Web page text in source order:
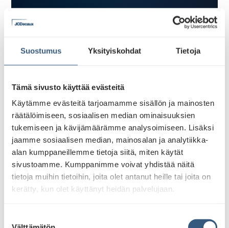
Suostumus Yksityiskohdat Tietoja
Tämä sivusto käyttää evästeitä
Käytämme evästeitä tarjoamamme sisällön ja mainosten
räätälöimiseen, sosiaalisen median ominaisuuksien
tukemiseen ja kävijämäärämme analysoimiseen. Lisäksi
jaamme sosiaalisen median, mainosalan ja analytiikka-
alan kumppaneillemme tietoja siitä, miten käytät
sivustoamme. Kumppanimme voivat yhdistää näitä
tietoja muihin tietoihin, joita olet antanut heille tai joita on
kerätty, kun olet käyttänyt heidän palvelujaan.